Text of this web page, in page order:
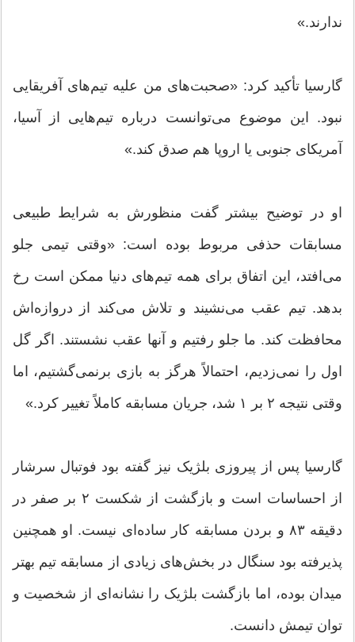
ندارند.»
گارسیا تأکید کرد: «صحبت‌های من علیه تیم‌های آفریقایی
نبود. این موضوع می‌توانست درباره تیم‌هایی از آسیا،
آمریکای جنوبی یا اروپا هم صدق کند.»
او در توضیح بیشتر گفت منظورش به شرایط طبیعی
مسابقات حذفی مربوط بوده است: «وقتی تیمی جلو
می‌افتد، این اتفاق برای همه تیم‌های دنیا ممکن است رخ
بدهد. تیم عقب می‌نشیند و تلاش می‌کند از دروازه‌اش
محافظت کند. ما جلو رفتیم و آنها عقب نشستند. اگر گل
اول را نمی‌زدیم، احتمالاً هرگز به بازی برنمی‌گشتیم، اما
وقتی نتیجه ۲ بر ۱ شد، جریان مسابقه کاملاً تغییر کرد.»
گارسیا پس از پیروزی بلژیک نیز گفته بود فوتبال سرشار
از احساسات است و بازگشت از شکست ۲ بر صفر در
دقیقه ۸۳ و بردن مسابقه کار ساده‌ای نیست. او همچنین
پذیرفته بود سنگال در بخش‌های زیادی از مسابقه تیم بهتر
میدان بوده، اما بازگشت بلژیک را نشانه‌ای از شخصیت و
توان تیمش دانست.